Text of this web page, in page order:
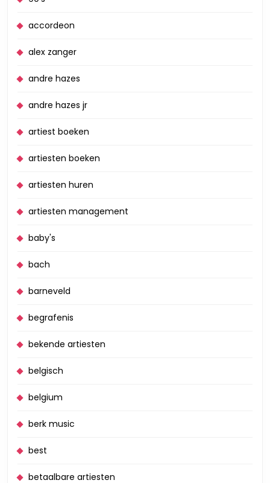
accordeon
alex zanger
andre hazes
andre hazes jr
artiest boeken
artiesten boeken
artiesten huren
artiesten management
baby's
bach
barneveld
begrafenis
bekende artiesten
belgisch
belgium
berk music
best
betaalbare artiesten